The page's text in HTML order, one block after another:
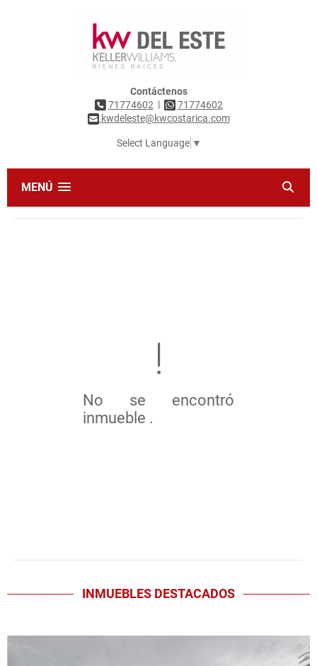
Contáctenos
71774602 |
71774602
kwdeleste@kwcostarica.com
Select Language ▼
MENÚ
No se encontró
inmueble .
INMUEBLES DESTACADOS